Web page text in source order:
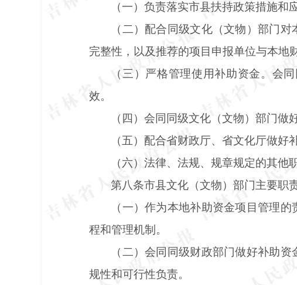
（一）负责落实市县扶持政策措施
（二）配合同级文化（文物）部门
完整性，以及推荐的项目申报单位与本地
（三）严格管理使用补助资金。会
效。
（四）会同同级文化（文物）部门做
（五）配合省财政厅、省文化厅做
（六）法律、法规、规章规定的其他
第八条市县文化（文物）部门主要职
（一）作为本地补助资金项目管理
程和管理机制。
（二）会同同级财政部门做好补助
规性和可行性负责。